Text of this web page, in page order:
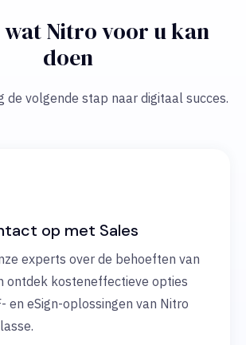
Nitro voor u kan
doen
de volgende stap naar digitaal succes.
op met Sales
experts over de behoeften van
ontdek kosteneffectieve opties
en eSign-oplossingen van Nitro